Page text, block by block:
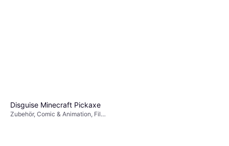
Disguise Minecraft Pickaxe
Zubehör, Comic & Animation, Film